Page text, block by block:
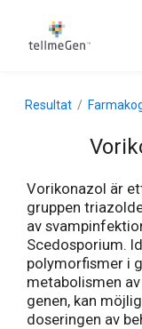
Resultat
Vorikonazol är
gruppen
av
Scedosporium.
polymorfismer i
metabolismen
genen, kan
doseringen av